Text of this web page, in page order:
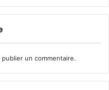
publier un commentaire.